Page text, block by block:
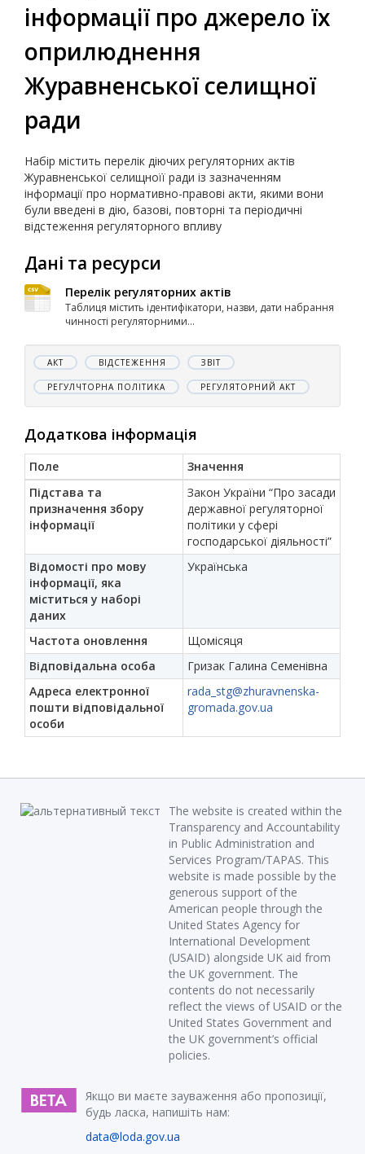
інформації про джерело їх
оприлюднення
Журавненської селищної
ради
Набір містить перелік діючих регуляторних актів
Журавненської селищноїї ради із зазначенням
інформації про нормативно-правові акти, якими вони
були введені в дію, базові, повторні та періодичні
відстеження регуляторного впливу
Дані та ресурси
Перелік регуляторних актів
Таблиця містить ідентифікатори, назви, дати набрання
чинності регуляторними...
АКТ ВІДСТЕЖЕННЯ ЗВІТ
РЕГУЛЧТОРНА ПОЛІТИКА РЕГУЛЯТОРНИЙ АКТ
Додаткова інформація
Поле
Значення
Підстава та
призначення збору
інформації
Закон України “Про засади
державної регуляторної
політики у сфері
господарської діяльності”
Відомості про мову
інформації, яка
міститься у наборі
даних
Українська
Частота оновлення
Щомісяця
Відповідальна особа
Гризак Галина Семенівна
Адреса електронної
пошти відповідальної
особи
rada_stg@zhuravnenska-
gromada.gov.ua
The website is created within the
Transparency and Accountability
in Public Administration and
Services Program/TAPAS. This
website is made possible by the
generous support of the
American people through the
United States Agency for
International Development
(USAID) alongside UK aid from
the UK government. The
contents do not necessarily
reflect the views of USAID or the
United States Government and
the UK government’s official
policies.
Якщо ви маєте зауваження або пропозиції,
будь ласка, напишіть нам:
data@loda.gov.ua